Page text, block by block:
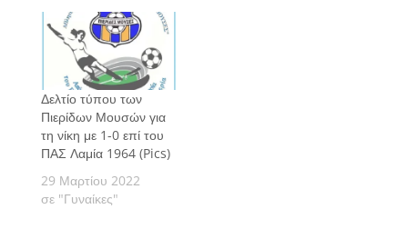
Δελτίο τύπου των
Πιερίδων Μουσών για
τη νίκη με 1-0 επί του
ΠΑΣ Λαμία 1964 (Pics)
29 Μαρτίου 2022
σε "Γυναίκες"